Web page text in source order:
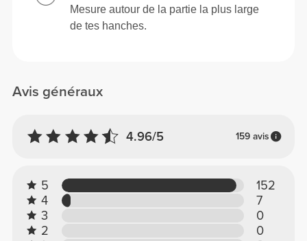
Avis généraux
4.96/5 159 avis
5
152
4
7
3
0
2
0
Mesure autour de la partie la plus large
de tes hanches.